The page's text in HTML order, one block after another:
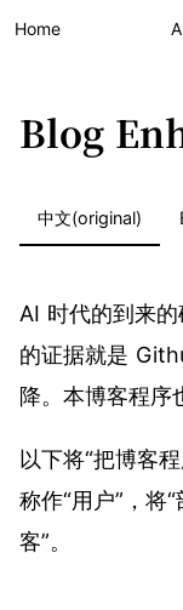
Home
Blog
中文(original)
AI 时代的到来
的证据就是
降。本博客程序
以下将“把博客
称作“用户”，将
客”。